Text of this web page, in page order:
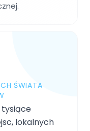
ŚWIATA
tysiące
lokalnych